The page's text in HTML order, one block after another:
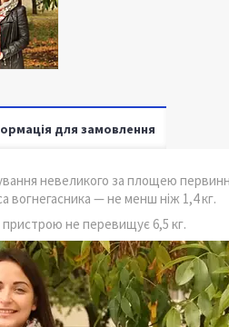
для замовлення
невеликого за площею
вогнегасника — не менш ніж 1,4 кг.
пристрою не перевищує 6,5 кг.